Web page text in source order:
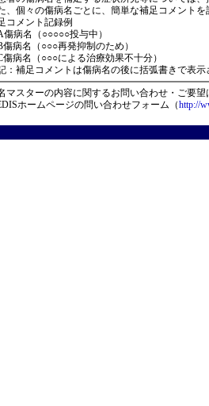
、個々の傷病名ごとに、簡単な補足コメント
コメント記録例
傷病名（○○○○○投与中）
傷病名（○○○再発抑制のため）
傷病名（○○○による治療効果不十分）
：補足コメントは傷病名の後に括弧書きで表示
マスターの内容に関するお問い合わせ・ご要望
ホームページの問い合わせフォーム（http://